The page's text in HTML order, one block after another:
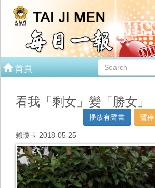
首頁
看我「剩女」變「勝女」
暫停
播放有聲書
賴瓊玉 2018-05-25